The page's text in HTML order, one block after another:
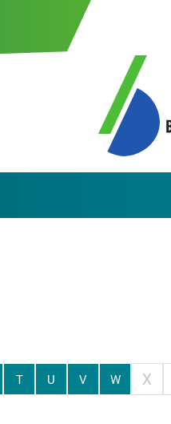
T U V W X